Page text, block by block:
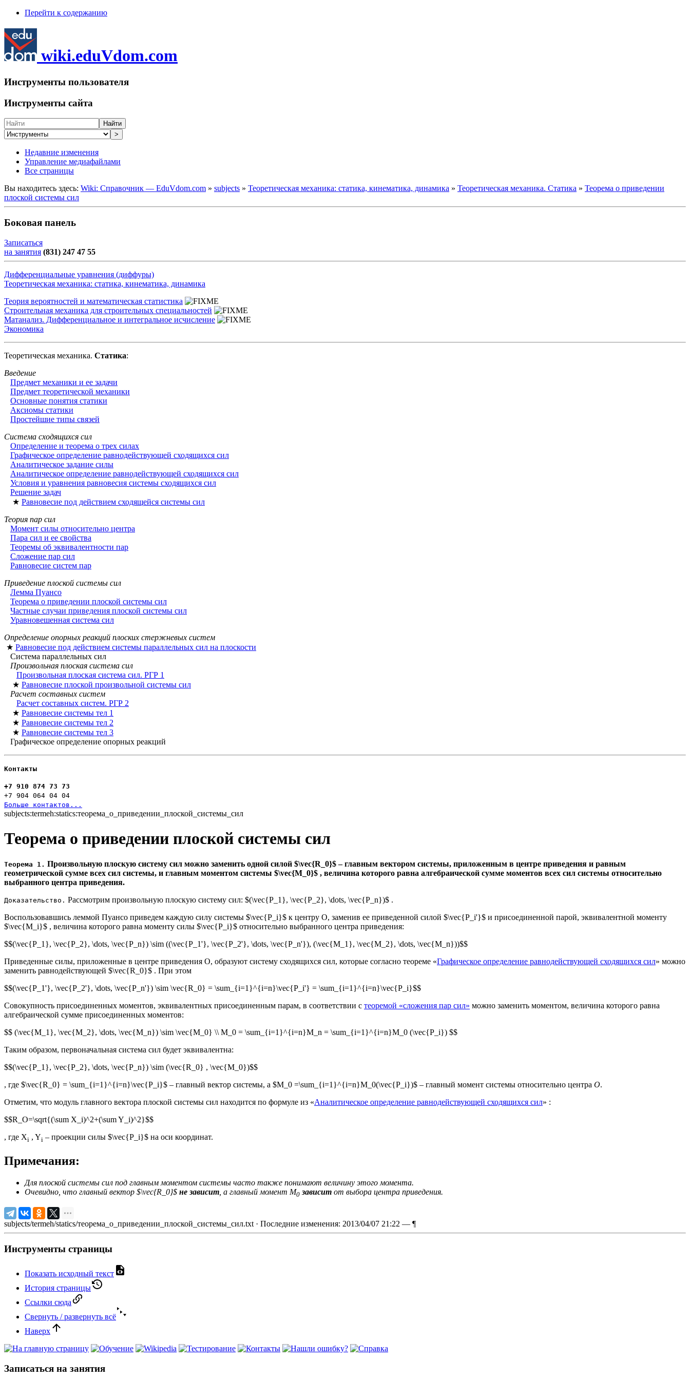
Перейти к содержанию
wiki.eduVdom.com
Инструменты пользователя
Инструменты сайта
Найти
>
Недавние изменения
Управление медиафайлами
Все страницы
Вы находитесь здесь: Wiki: Справочник — EduVdom.com » subjects » Теоретическая механика: статика, кинематика, динамика » Теоретическая механика. Статика » Теорема о приведении
плоской системы сил
Боковая панель
Записаться
на занятия (831) 247 47 55
Дифференциальные уравнения (диффуры)
Теоретическая механика: статика, кинематика, динамика
Теория вероятностей и математическая статистика
Строительная механика для строительных специальностей
Матанализ. Дифференциальное и интегральное исчисление
Экономика
Теоретическая механика. Статика:
Введение
Предмет механики и ее задачи
Предмет теоретической механики
Основные понятия статики
Аксиомы статики
Простейшие типы связей
Система сходящихся сил
Определение и теорема о трех силах
Графическое определение равнодействующей сходящихся сил
Аналитическое задание силы
Аналитическое определение равнодействующей сходящихся сил
Условия и уравнения равновесия системы сходящихся сил
Решение задач
★ Равновесие под действием сходящейся системы сил
Теория пар сил
Момент силы относительно центра
Пара сил и ее свойства
Теоремы об эквивалентности пар
Сложение пар сил
Равновесие систем пар
Приведение плоской системы сил
Лемма Пуансо
Теорема о приведении плоской системы сил
Частные случаи приведения плоской системы сил
Уравновешенная система сил
Определение опорных реакций плоских стержневых систем
★ Равновесие под действием системы параллельных сил на плоскости
Система параллельных сил
Произвольная плоская система сил
Произвольная плоская система сил. РГР 1
★ Равновесие плоской произвольной системы сил
Расчет составных систем
Расчет составных систем. РГР 2
★ Равновесие системы тел 1
★ Равновесие системы тел 2
★ Равновесие системы тел 3
Графическое определение опорных реакций
Контакты
+7 910 874 73 73
+7 904 064 04 04
Больше контактов...
subjects:termeh:statics:теорема_о_приведении_плоской_системы_сил
Теорема о приведении плоской системы сил
Теорема 1. Произвольную плоскую систему сил можно заменить одной силой $\vec{R_0}$ – главным вектором системы, приложенным в центре приведения и равным
геометрической сумме всех сил системы, и главным моментом системы $\vec{M_0}$ , величина которого равна алгебраической сумме моментов всех сил системы относительно
выбранного центра приведения.
Доказательство. Рассмотрим произвольную плоскую систему сил: $(\vec{P_1}, \vec{P_2}, \dots, \vec{P_n})$ .
Воспользовавшись леммой Пуансо приведем каждую силу системы $\vec{P_i}$ к центру О, заменив ее приведенной силой $\vec{P_i'}$ и присоединенной парой, эквивалентной моменту
$\vec{M_i}$ , величина которого равна моменту силы $\vec{P_i}$ относительно выбранного центра приведения:
$$(\vec{P_1}, \vec{P_2}, \dots, \vec{P_n}) \sim ((\vec{P_1'}, \vec{P_2'}, \dots, \vec{P_n'}), (\vec{M_1}, \vec{M_2}, \dots, \vec{M_n}))$$
Приведенные силы, приложенные в центре приведения О, образуют систему сходящихся сил, которые согласно теореме «Графическое определение равнодействующей сходящихся сил» можно
заменить равнодействующей $\vec{R_0}$ . При этом
$$(\vec{P_1'}, \vec{P_2'}, \dots, \vec{P_n'}) \sim \vec{R_0} = \sum_{i=1}^{i=n}\vec{P_i'} = \sum_{i=1}^{i=n}\vec{P_i}$$
Совокупность присоединенных моментов, эквивалентных присоединенным парам, в соответствии с теоремой «сложения пар сил» можно заменить моментом, величина которого равна
алгебраической сумме присоединенных моментов:
$$ (\vec{M_1}, \vec{M_2}, \dots, \vec{M_n}) \sim \vec{M_0} \\ M_0 = \sum_{i=1}^{i=n}M_n = \sum_{i=1}^{i=n}M_0 (\vec{P_i}) $$
Таким образом, первоначальная система сил будет эквивалентна:
$$(\vec{P_1}, \vec{P_2}, \dots, \vec{P_n}) \sim (\vec{R_0} , \vec{M_0})$$
, где $\vec{R_0} = \sum_{i=1}^{i=n}\vec{P_i}$ – главный вектор системы, а $M_0 =\sum_{i=1}^{i=n}M_0(\vec{P_i})$ – главный момент системы относительно центра О.
Отметим, что модуль главного вектора плоской системы сил находится по формуле из «Аналитическое определение равнодействующей сходящихся сил» :
$$R_O=\sqrt{(\sum X_i)^2+(\sum Y_i)^2}$$
, где Xi , Yi – проекции силы $\vec{P_i}$ на оси координат.
Примечания:
Для плоской системы сил под главным моментом системы часто также понимают величину этого момента.
Очевидно, что главный вектор $\vec{R_0}$ не зависит , а главный момент M0 зависит от выбора центра приведения.
subjects/termeh/statics/теорема_о_приведении_плоской_системы_сил.txt · Последние изменения: 2013/04/07 21:22 — ¶
Инструменты страницы
Показать исходный текст
История страницы
Ссылки сюда
Свернуть / развернуть всё
Наверх
Записаться на занятия